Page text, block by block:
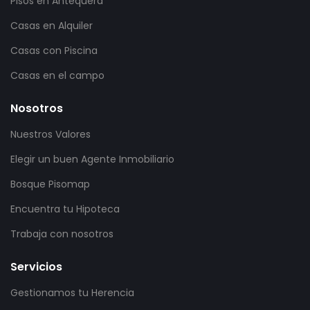
Casas en Alquiler
Casas con Piscina
Casas en el campo
Nosotros
Nuestros Valores
Elegir un buen Agente Inmobiliario
Bosque Pisomap
Encuentra tu Hipoteca
Trabaja con nosotros
Servicios
Gestionamos tu Herencia